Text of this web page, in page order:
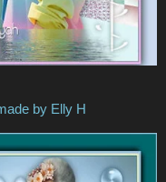
by Maibernie
Elly H